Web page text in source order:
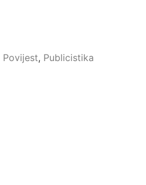
Povijest, Publicistika